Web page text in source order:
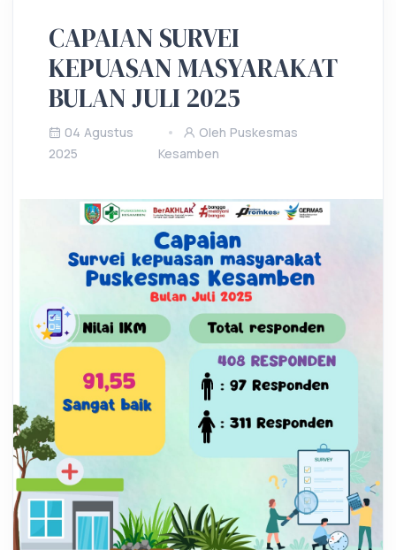
CAPAIAN SURVEI
KEPUASAN MASYARAKAT
BULAN JULI 2025
04 Agustus
2025
Oleh Puskesmas
Kesamben